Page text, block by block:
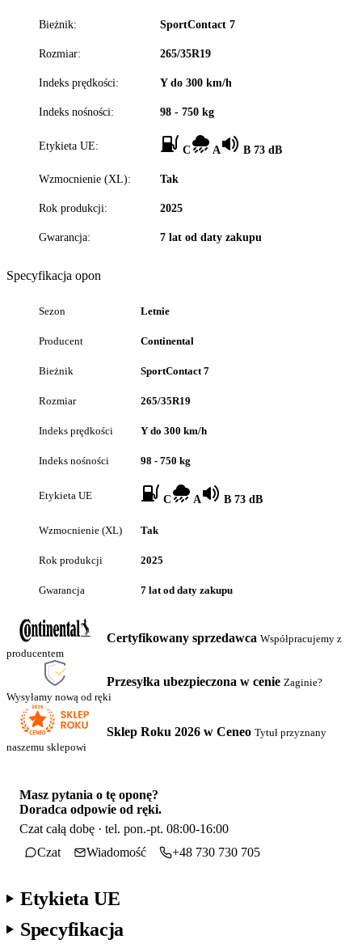
Bieżnik: SportContact 7
Rozmiar: 265/35R19
Indeks prędkości: Y do 300 km/h
Indeks nośności: 98 - 750 kg
Etykieta UE: C A B 73 dB
Wzmocnienie (XL): Tak
Rok produkcji: 2025
Gwarancja: 7 lat od daty zakupu
Specyfikacja opon
Sezon Letnie
Producent Continental
Bieżnik SportContact 7
Rozmiar 265/35R19
Indeks prędkości Y do 300 km/h
Indeks nośności 98 - 750 kg
Etykieta UE C A B 73 dB
Wzmocnienie (XL) Tak
Rok produkcji 2025
Gwarancja 7 lat od daty zakupu
Certyfikowany sprzedawca Współpracujemy z
producentem
Przesyłka ubezpieczona w cenie Zaginie?
Wysyłamy nową od ręki
Sklep Roku 2026 w Ceneo Tytuł przyznany
naszemu sklepowi
Masz pytania o tę oponę?
Doradca odpowie od ręki.
Czat całą dobę · tel. pon.-pt. 08:00-16:00
Czat
Wiadomość +48 730 730 705
Etykieta UE
Specyfikacja